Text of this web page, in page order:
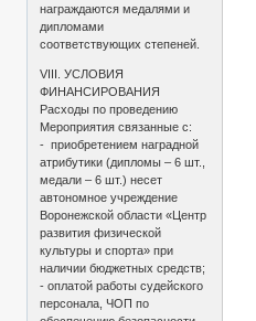
награждаются медалями и
дипломами
соответствующих степеней.
VIII. УСЛОВИЯ
ФИНАНСИРОВАНИЯ
Расходы по проведению
Мероприятия связанные с:
- приобретением наградной
атрибутики (дипломы – 6 шт.,
медали – 6 шт.) несет
автономное учреждение
Воронежской области «Центр
развития физической
культуры и спорта» при
наличии бюджетных средств;
- оплатой работы судейского
персонала, ЧОП по